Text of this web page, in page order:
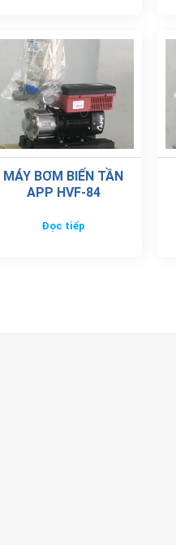
MÁY BƠM BIẾN TẦN
APP HVF-84
Đọc tiếp